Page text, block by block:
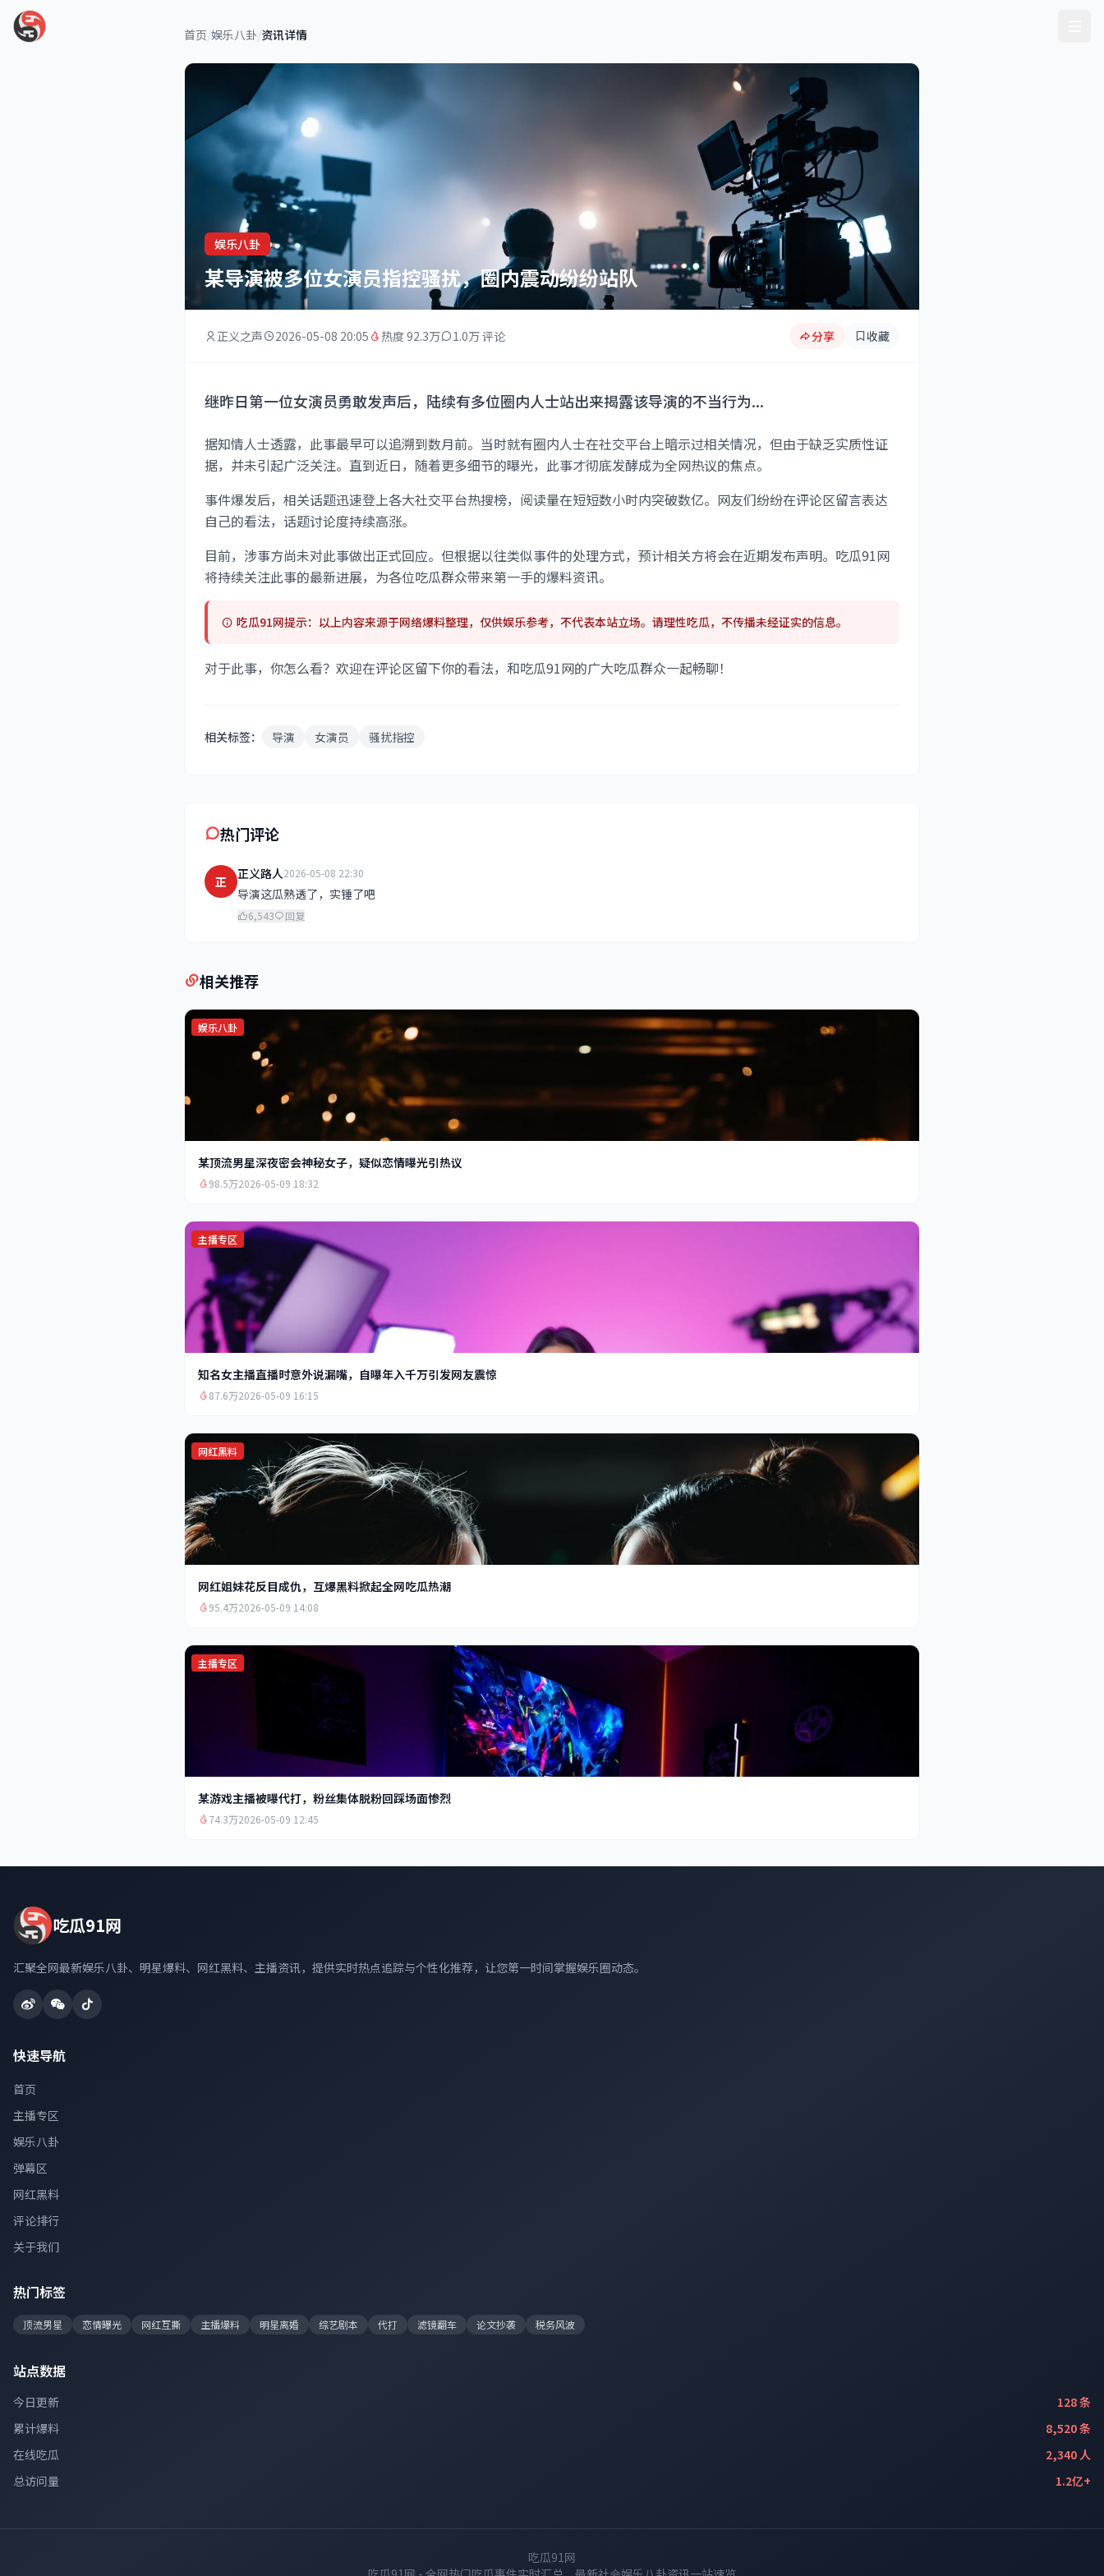
首页/娱乐八卦/资讯详情
娱乐八卦
某导演被多位女演员指控骚扰，圈内震动纷纷站队
正义之声 2026-05-08 20:05 热度 92.3万 1.0万 评论 分享 收藏
继昨日第一位女演员勇敢发声后，陆续有多位圈内人士站出来揭露该导演的不当行为...
据知情人士透露，此事最早可以追溯到数月前。当时就有圈内人士在社交平台上暗示过相关情况，但由于缺乏实质性证
据，并未引起广泛关注。直到近日，随着更多细节的曝光，此事才彻底发酵成为全网热议的焦点。
事件爆发后，相关话题迅速登上各大社交平台热搜榜，阅读量在短短数小时内突破数亿。网友们纷纷在评论区留言表达
自己的看法，话题讨论度持续高涨。
目前，涉事方尚未对此事做出正式回应。但根据以往类似事件的处理方式，预计相关方将会在近期发布声明。吃瓜91网
将持续关注此事的最新进展，为各位吃瓜群众带来第一手的爆料资讯。
吃瓜91网提示：以上内容来源于网络爆料整理，仅供娱乐参考，不代表本站立场。请理性吃瓜，不传播未经证实的信息。
对于此事，你怎么看？欢迎在评论区留下你的看法，和吃瓜91网的广大吃瓜群众一起畅聊！
相关标签： 导演 女演员 骚扰指控
热门评论
正 正义路人2026-05-08 22:30
导演这瓜熟透了，实锤了吧
6,543 回复
相关推荐
娱乐八卦
某顶流男星深夜密会神秘女子，疑似恋情曝光引热议
98.5万2026-05-09 18:32
主播专区
知名女主播直播时意外说漏嘴，自曝年入千万引发网友震惊
87.6万2026-05-09 16:15
网红黑料
网红姐妹花反目成仇，互爆黑料掀起全网吃瓜热潮
95.4万2026-05-09 14:08
主播专区
某游戏主播被曝代打，粉丝集体脱粉回踩场面惨烈
74.3万2026-05-09 12:45
吃瓜91网
汇聚全网最新娱乐八卦、明星爆料、网红黑料、主播资讯，提供实时热点追踪与个性化推荐，让您第一时间掌握娱乐圈动态。
快速导航
首页
主播专区
娱乐八卦
弹幕区
网红黑料
评论排行
关于我们
热门标签
顶流男星 恋情曝光 网红互撕 主播爆料 明星离婚 综艺剧本 代打 滤镜翻车 论文抄袭 税务风波
站点数据
今日更新
128 条
累计爆料
8,520 条
在线吃瓜
2,340 人
总访问量
1.2亿+
吃瓜91网